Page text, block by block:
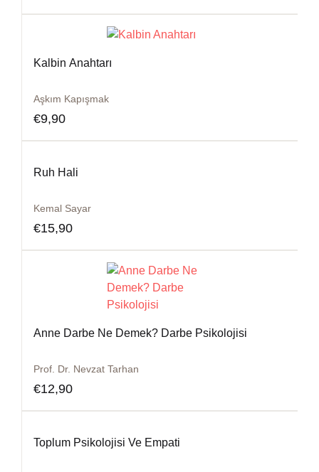
Kalbin Anahtarı
Aşkım Kapışmak
€9,90
Ruh Hali
Kemal Sayar
€15,90
Anne Darbe Ne Demek? Darbe Psikolojisi
Prof. Dr. Nevzat Tarhan
€12,90
Toplum Psikolojisi Ve Empati